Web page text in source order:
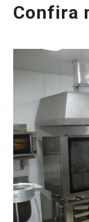
Confira